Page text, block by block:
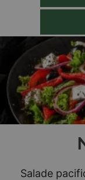
Salade